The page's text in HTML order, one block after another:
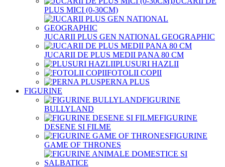
PLUS MICI (0-30CM)
JUCARII PLUS GEN NATIONAL GEOGRAPHIC
JUCARII DE PLUS MEDII PANA 80 CM
PLUSURI HAZLII
FOTOLII COPII
PERNA PLUS
FIGURINE
FIGURINE
BULLYLAND
FIGURINE
DESENE SI FILME
FIGURINE
GAME OF THRONES